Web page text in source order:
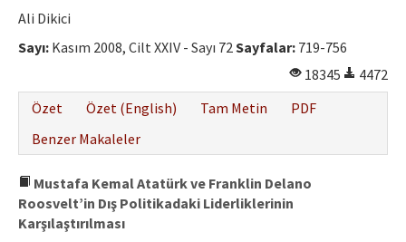
Ali Dikici
Sayı: Kasım 2008, Cilt XXIV - Sayı 72Sayfalar: 719-756
18345
4472
Özet
Özet (English) Tam Metin
PDF
Benzer Makaleler
Mustafa Kemal Atatürk ve Franklin Delano
Roosvelt’in Dış Politikadaki Liderliklerinin
Karşılaştırılması